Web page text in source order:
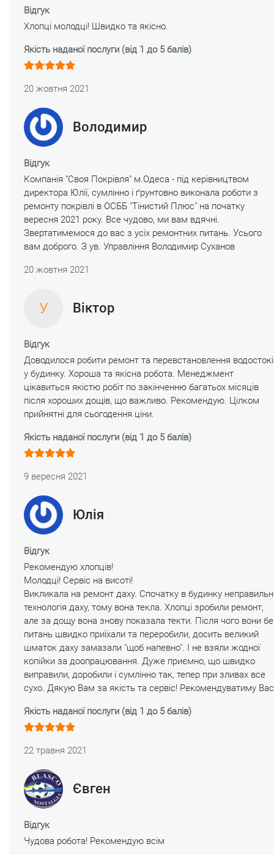
Відгук
Хлопці молодці! Швидко та якісно.
Якість наданої послуги (від 1 до 5 балів)
20 жовтня 2021
Володимир
Відгук
Компанія "Своя Покрівля" м.Одеса - під керівництвом
директора Юлії, сумлінно і ґрунтовно виконала роботи з
ремонту покрівлі в ОСББ "Тінистий Плюс" на початку
вересня 2021 року. Все чудово, ми вам вдячні.
Звертатимемося до вас з усіх ремонтних питань. Усього
вам доброго. З ув. Управління Володимир Суханов
20 жовтня 2021
У Віктор
Відгук
Доводилося робити ремонт та перевстановлення
у будинку. Хороша та якісна робота. Менеджмент
цікавиться якістю робіт по закінченню багатьох місяців
після хороших дощів, що важливо. Рекомендую. Цілком
прийнятні для сьогодення ціни.
Якість наданої послуги (від 1 до 5 балів)
9 вересня 2021
Юлія
Відгук
Рекомендую хлопців!
Молодці! Сервіс на висоті!
Викликала на ремонт даху. Спочатку в будинку
технологія даху, тому вона текла. Хлопці зробили ремонт,
але за дощу вона знову показала текти. Після чого вони
питань швидко приїхали та переробили, досить великий
шматок даху замазали "щоб напевно". І не взяли жодної
копійки за доопрацювання. Дуже приємно, що швидко
виправили, доробили і сумлінно так, тепер при зливах все
сухо. Дякую Вам за якість та сервіс! Рекомендуватиму
Якість наданої послуги (від 1 до 5 балів)
22 травня 2021
Євген
Відгук
Чудова робота! Рекомендую всім